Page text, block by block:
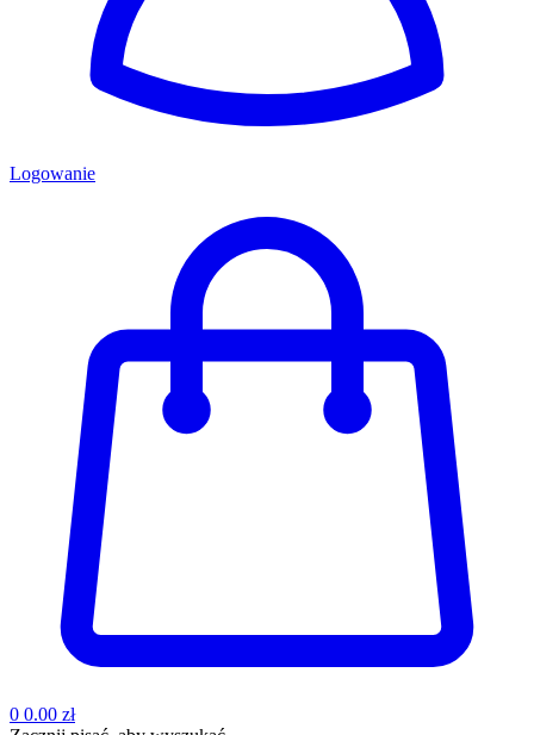
Logowanie
0 0.00 zł